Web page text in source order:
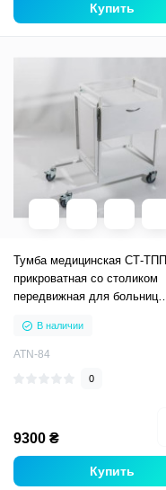
Купить
Тумба медицинская СТ-ТПП
прикроватная со столиком
передвижная для больниц
В наличии
ATN-84
0
9300 ₴
Купить